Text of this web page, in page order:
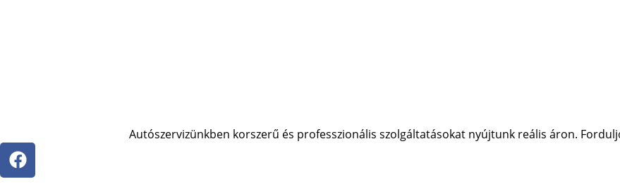
Autószervizünkben korszerű és professzionális szolgáltatásokat nyújtunk reális áron.